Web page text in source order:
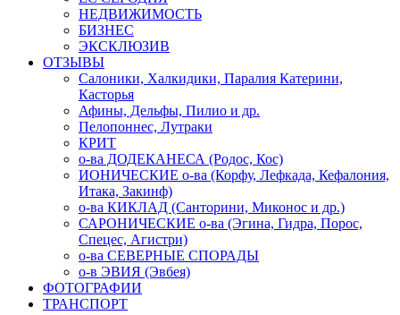
НЕДВИЖИМОСТЬ
БИЗНЕС
ЭКСКЛЮЗИВ
ОТЗЫВЫ
Салоники, Халкидики, Паралия Катерини,
Касторья
Афины, Дельфы, Пилио и др.
Пелопоннес, Лутраки
КРИТ
о-ва ДОДЕКАНЕСА (Родос, Кос)
ИОНИЧЕСКИЕ о-ва (Корфу, Лефкада, Кефалония,
Итака, Закинф)
о-ва КИКЛАД (Санторини, Миконос и др.)
САРОНИЧЕСКИЕ о-ва (Эгина, Гидра, Порос,
Спецес, Агистри)
о-ва СЕВЕРНЫЕ СПОРАДЫ
о-в ЭВИЯ (Эвбея)
ФОТОГРАФИИ
ТРАНСПОРТ